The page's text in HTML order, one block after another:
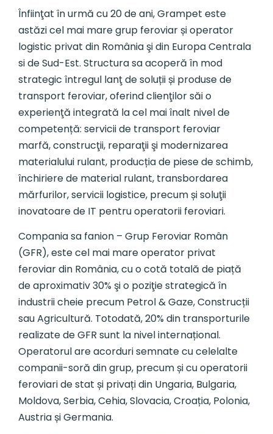
Înfiinţat în urmă cu 20 de ani, Grampet este
astăzi cel mai mare grup feroviar și operator
logistic privat din România şi din Europa Centrala
si de Sud-Est. Structura sa acoperă în mod
strategic întregul lanţ de soluții și produse de
transport feroviar, oferind clienţilor săi o
experienţă integrată la cel mai înalt nivel de
competență: servicii de transport feroviar
marfă, construcţii, reparaţii şi modernizarea
materialului rulant, producția de piese de schimb,
închiriere de material rulant, transbordarea
mărfurilor, servicii logistice, precum și soluţii
inovatoare de IT pentru operatorii feroviari.
Compania sa fanion – Grup Feroviar Român
(GFR), este cel mai mare operator privat
feroviar din România, cu o cotă totală de piață
de aproximativ 30% şi o poziţie strategică în
industrii cheie precum Petrol & Gaze, Construcții
sau Agricultură. Totodată, 20% din transporturile
realizate de GFR sunt la nivel internațional.
Operatorul are acorduri semnate cu celelalte
companii-soră din grup, precum și cu operatorii
feroviari de stat și privați din Ungaria, Bulgaria,
Moldova, Serbia, Cehia, Slovacia, Croația, Polonia,
Austria și Germania.